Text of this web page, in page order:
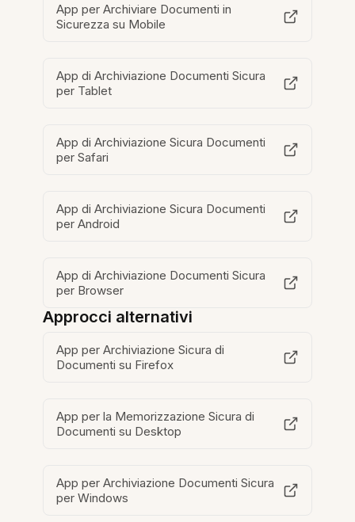
App per Archiviare Documenti in
Sicurezza su Mobile
App di Archiviazione Documenti Sicura
per Tablet
App di Archiviazione Sicura Documenti
per Safari
App di Archiviazione Sicura Documenti
per Android
App di Archiviazione Documenti Sicura
per Browser
Approcci alternativi
App per Archiviazione Sicura di
Documenti su Firefox
App per la Memorizzazione Sicura di
Documenti su Desktop
App per Archiviazione Documenti Sicura
per Windows